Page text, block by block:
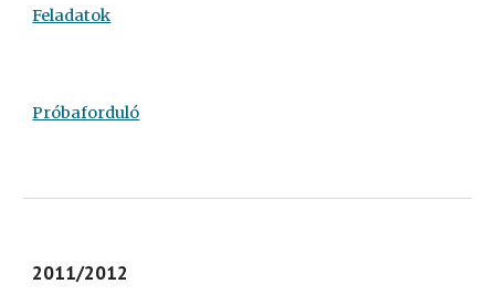
Feladatok
Próbaforduló
2011/2012